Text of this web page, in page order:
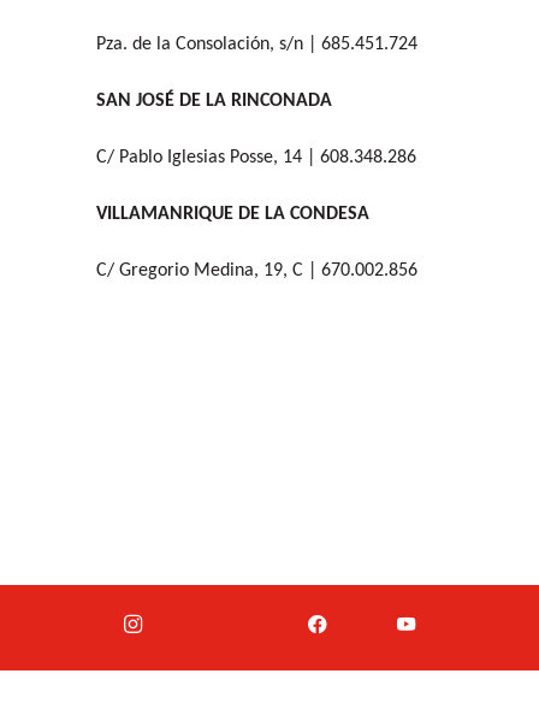
Pza. de la Consolación, s/n | 685.451.724
SAN JOSÉ DE LA RINCONADA
C/ Pablo Iglesias Posse, 14 | 608.348.286
VILLAMANRIQUE DE LA CONDESA
C/ Gregorio Medina, 19, C | 670.002.856